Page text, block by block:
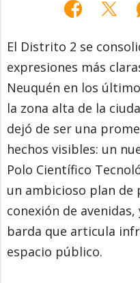
El Distrito 2 se
expresiones más
Neuquén en los
la zona alta de la
dejó de ser una
hechos visibles: un
Polo Científico
un ambicioso plan de
conexión de
barda que articula
espacio público.